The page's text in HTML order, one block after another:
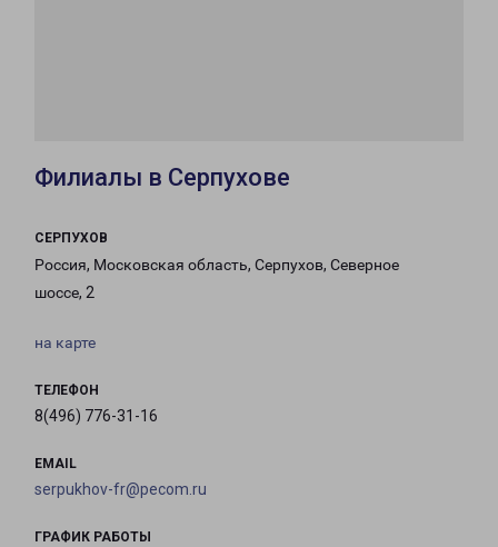
Филиалы в Серпухове
СЕРПУХОВ
Россия, Московская область, Серпухов, Северное
шоссе, 2
на карте
ТЕЛЕФОН
8(496) 776-31-16
EMAIL
serpukhov-fr@pecom.ru
ГРАФИК РАБОТЫ